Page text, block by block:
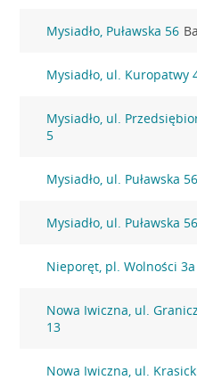
Mysiadło, Puławska 56
Mysiadło, ul. Kuropatwy
Mysiadło, ul.
5
Mysiadło, ul. Puławska
Mysiadło, ul. Puławska
Nieporęt, pl. Wolności 3a
Nowa Iwiczna, ul.
13
Nowa Iwiczna, ul.